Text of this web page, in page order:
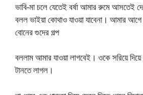
ভাবি-মা চলে যেতেই বর্ষা আমার রুমে আসতেই
বলল ভাইয়া কোথাও যাওয়া যাবেনা। আমার
বোনের গুদের গল্প
বললাম আমার যাওয়া লাগবেই। ওকে সরিয়ে
টানতে লাগল।